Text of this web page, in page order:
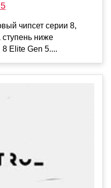
чипсет серии 8,
ступень ниже
Elite Gen 5....